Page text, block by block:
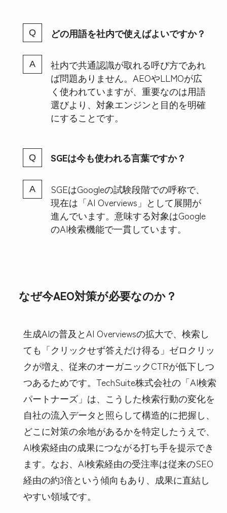
どの用語を社内で使えばよいですか？
社内で共通認識が取れる呼び方であれ
ば問題ありません。AEOやLLMOが広
く使われていますが、重要なのは用語
選びより、対象エンジンと目的を明確
にすることです。
SGEは今も使われる言葉ですか？
SGEはGoogleの試験段階での呼称で、
現在は「AI Overviews」として展開が
進んでいます。意味する対象はGoogle
のAI検索機能で一貫しています。
なぜ今AEO対策が必要なのか？
生成AIの普及とAI Overviewsの拡大で、検索し
ても「クリックせず答えだけ得る」ゼロクリッ
クが増え、従来のオーガニックCTRが低下しつ
つあるためです。TechSuite株式会社の「AI検索
パートナーズ」は、こうした検索行動の変化を
自社の流入データと照らして構造的に把握し、
どこに対策の余地があるかを特定したうえで、
AI検索経由の成果につながる打ち手を提示でき
ます。なお、AI検索経由の受注率は従来のSEO
経由の約3倍という傾向もあり、成果に直結し
やすい領域です。